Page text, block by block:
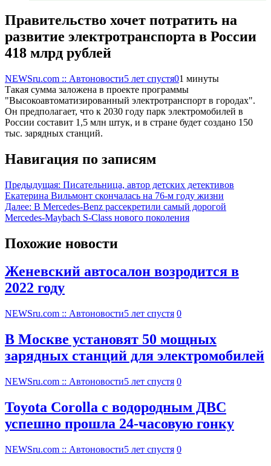
Правительство хочет потратить на
развитие электротранспорта в России
418 млрд рублей
NEWSru.com :: Автоновости5 лет спустя01 минуты
Такая сумма заложена в проекте программы
"Высокоавтоматизированный электротранспорт в городах".
Он предполагает, что к 2030 году парк электромобилей в
России составит 1,5 млн штук, и в стране будет создано 150
тыс. зарядных станций.
Навигация по записям
Предыдущая: Писательница, автор детских детективов
Екатерина Вильмонт скончалась на 76-м году жизни
Далее: В Mercedes-Benz рассекретили самый дорогой
Mercedes-Maybach S-Class нового поколения
Похожие новости
Женевский автосалон возродится в
2022 году
NEWSru.com :: Автоновости5 лет спустя 0
В Москве установят 50 мощных
зарядных станций для электромобилей
NEWSru.com :: Автоновости5 лет спустя 0
Toyota Corolla с водородным ДВС
успешно прошла 24-часовую гонку
NEWSru.com :: Автоновости5 лет спустя 0